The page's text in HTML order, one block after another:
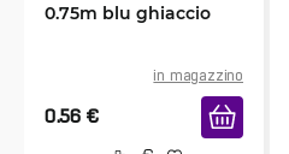
0.75m blu ghiaccio
in magazzino
0.56 €